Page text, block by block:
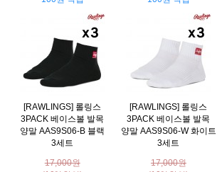
[RAWLINGS] 롤링스
3PACK 베이스볼 발목
양말 AAS9S06-B 블랙
3세트
17,000원
[RAWLINGS] 롤링스
3PACK 베이스볼 발목
양말 AAS9S06-W 화이트
3세트
17,000원